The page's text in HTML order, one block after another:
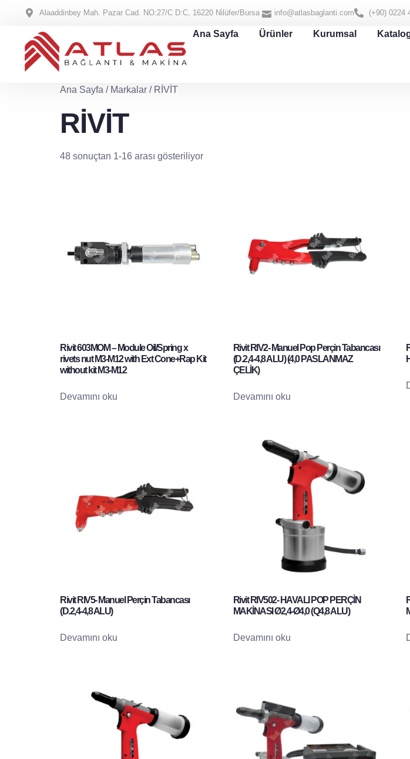
Alaaddinbey Mah. Pazar Cad. NO:27/C D:C, 16220 Ni̇lüfer/Bursa info@atlasbaglanti.com (+90) 0224
Ana Sayfa Ürünler Kurumsal
Ana Sayfa / Markalar / RİVİT
RİVİT
48 sonuçtan 1-16 arası gösteriliyor
Rivit 603MOM – Module Oil/Spring x
rivets nut M3-M12 with Ext Cone+Rap Kit
without kit M3-M12
Devamını oku
Rivit RIV2- Manuel Pop Perçin Tabancası
(D.2,4-4,8 ALU) (4,0 PASLANMAZ
ÇELİK)
Devamını oku
Rivit RIV5- Manuel Perçin Tabancası
(D.2,4-4,8 ALU)
Devamını oku
Rivit RIV502- HAVALI POP PERÇİN
MAKİNASI Ø2,4-Ø4,0 (Q4,8 ALU)
Devamını oku